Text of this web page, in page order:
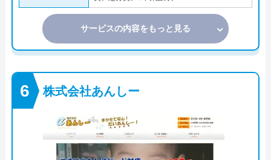
サービスの内容をもっと見る
株式会社あんしー